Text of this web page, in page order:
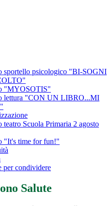
sportello psicologico "BI-SOGNI
"MYOSOTIS"
lettura "CON UN LIBRO...MI
teatro Scuola Primaria 2 agosto
"It's time for fun!"
per condividere
Salute